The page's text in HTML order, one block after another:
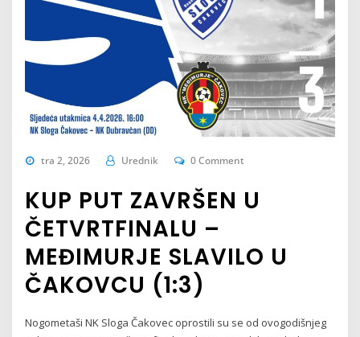
tra 2, 2026 Urednik 0 Comment
KUP PUT ZAVRŠEN U
ČETVRTFINALU –
MEĐIMURJE SLAVILO U
ČAKOVCU (1:3)
Nogometaši NK Sloga Čakovec oprostili su se od ovogodišnjeg